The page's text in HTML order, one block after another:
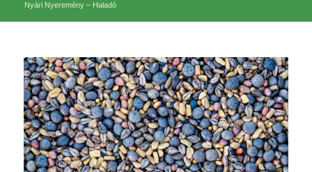
Nyári Nyeremény – Haladó